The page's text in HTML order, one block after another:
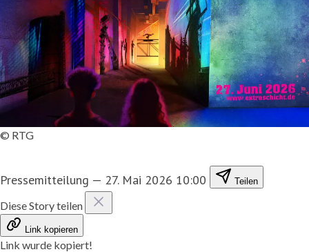
© RTG
Pressemitteilung — 27. Mai 2026 10:00 Teilen
Diese Story teilen
Link kopieren
Link wurde kopiert!